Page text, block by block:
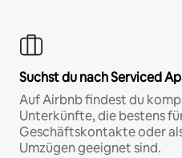
Suchst du nach Serviced
Auf Airbnb findest du
Unterkünfte, die bestens
Geschäftskontakte oder
Umzügen geeignet sind.